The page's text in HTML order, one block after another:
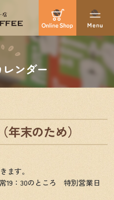
ンダー
末のため）
ます。
19：30のところ 特別営業日